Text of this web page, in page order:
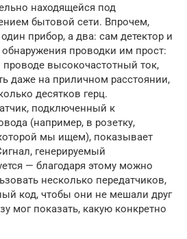
находящейся под
бытовой сети. Впрочем,
прибор, а два: сам детектор и
проводки им прост:
проводе высокочастотный ток,
даже на приличном расстоянии,
десятков герц.
подключенный к
(например, в розетку,
мы ищем), показывает
генерируемый
— благодаря этому можно
несколько передатчиков,
код, чтобы они не мешали друг
мог показать, какую конкретно